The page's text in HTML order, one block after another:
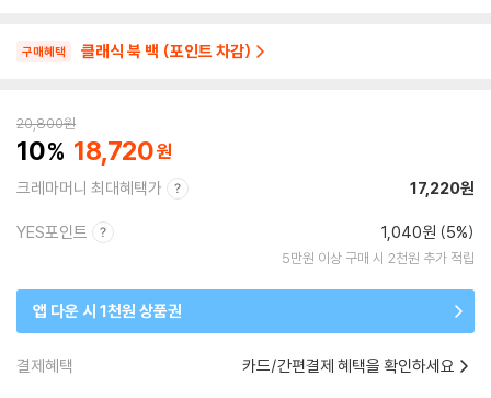
구매혜택 클래식 북 백 (포인트 차감)
20,800원
10 18,720
크레마머니 최대혜택가 17,220원
YES포인트 1,040원 (5%)
5만원 이상 구매 시 2천원 추가 적립
앱 다운 시 1천원 상품권
결제혜택 카드/간편결제 혜택을 확인하세요